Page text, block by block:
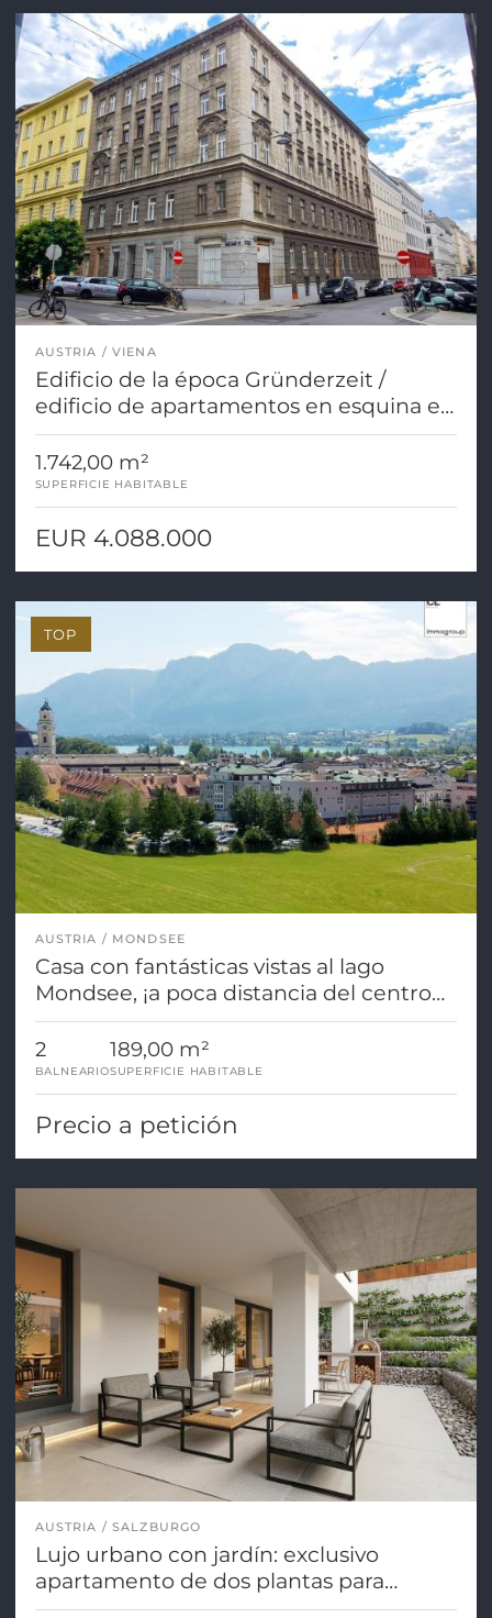
AUSTRIA VIENA
Edificio de la época Gründerzeit /
edificio de apartamentos en esquina en
una ubicación privilegiada en 1050
Viena.
1.742,00 m²
SUPERFICIE HABITABLE
EUR 4.088.000
AUSTRIA MONDSEE
Casa con fantásticas vistas al lago
Mondsee, ¡a poca distancia del centro
de la ciudad!
2
BALNEARIO
189,00 m²
SUPERFICIE HABITABLE
Precio a petición
TOP
AUSTRIA SALZBURGO
Lujo urbano con jardín: exclusivo
apartamento de dos plantas para
primera ocupación en Salzburgo.